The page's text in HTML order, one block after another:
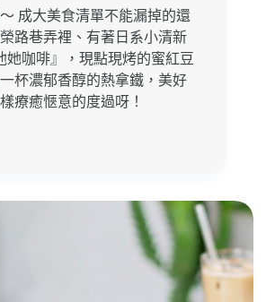
成大美食清單不能漏掉的還
路巷弄裡、有著日系小清新
她咖啡』，現點現烤的蜜紅豆
杯濃郁香醇的熱拿鐵，美好
療癒愜意的度過呀！